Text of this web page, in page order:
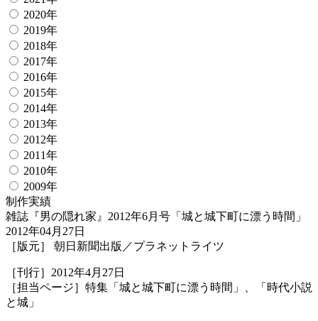
2020年
2019年
2018年
2017年
2016年
2015年
2014年
2013年
2012年
2011年
2010年
2009年
制作実績
雑誌『男の隠れ家』2012年6月号「城と城下町に漂う時間」
2012年04月27日
［版元］ 朝日新聞出版／プラネットライツ
［刊行］2012年4月27日
［担当ページ］特集「城と城下町に漂う時間」、「時代小説
と城」